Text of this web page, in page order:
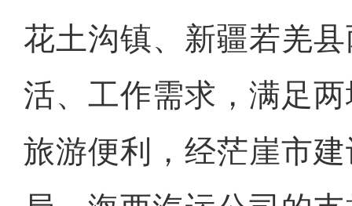
花土沟镇、新疆若羌
活、工作需求，满足
旅游便利，经茫崖市